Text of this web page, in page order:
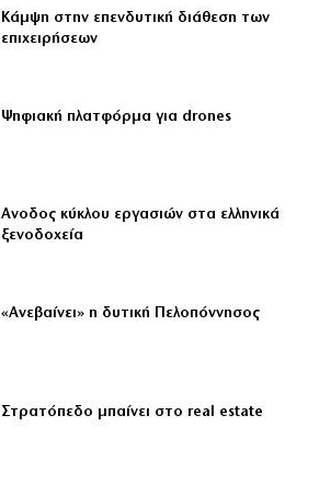
Κάμψη στην επενδυτική διάθεση των
επιχειρήσεων
Ψηφιακή πλατφόρμα για drones
Ανοδος κύκλου εργασιών στα ελληνικά
ξενοδοχεία
«Ανεβαίνει» η δυτική Πελοπόννησος
Στρατόπεδο μπαίνει στο real estate